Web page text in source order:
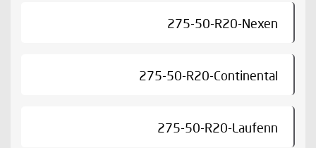
275-50-R20-Nexen
275-50-R20-Continental
275-50-R20-Laufenn